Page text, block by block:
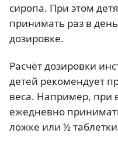
сиропа. При этом
принимать раз в
дозировке.
Расчёт дозировки
детей рекомендует
веса. Например, при
ежедневно
ложке или ½